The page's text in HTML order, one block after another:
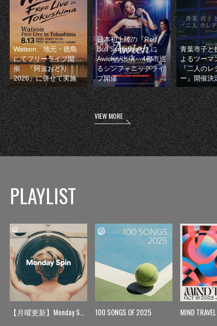
Watson、地元・徳島
にてフリーライブ開
催 『阿波おどり
2026』に併せて実施
日本初上陸の『Red
Bull Symphonic』に
Awichが出演 4都市巡
るシンフォニックライ
ブ開催
青葉市子と
よるツーマ
『二人のレ
ー』開催決
VIEW MORE
PLAYLIST
【月曜更新】Monday Spin 100 SONGS OF 2025 MIND TRAVEL